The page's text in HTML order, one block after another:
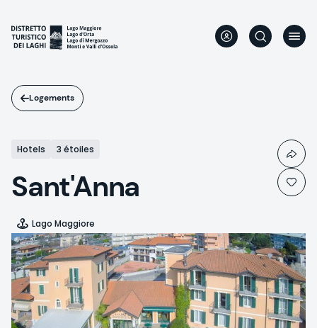
contenu
principal
Logements
Hotels 3 étoiles
Sant'Anna
Lago Maggiore